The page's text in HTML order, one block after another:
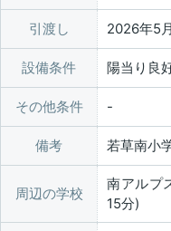
引渡し 2026年5
設備条件 陽当り良
その他条件
備考 若草南小
周辺の学校
南アルプ
15分)